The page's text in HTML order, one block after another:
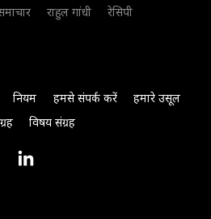
राहुल गांधी
रेसिपी
नियम हमसे संपर्क करें
हमारे उसूल
विषय संग्रह